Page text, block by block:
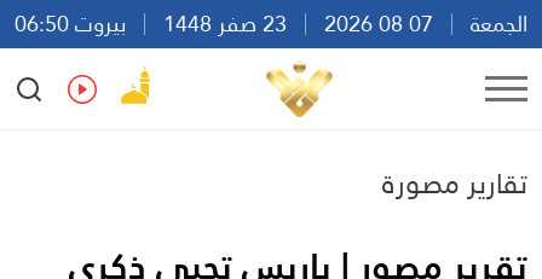
الجمعة
بيروت 06:50
Ar
En Fr Es
تقارير مصورة